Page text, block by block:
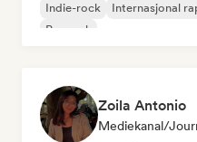
Indie-rock
Internasjonal
Poprock
Zoila Antonio
Mediekanal/